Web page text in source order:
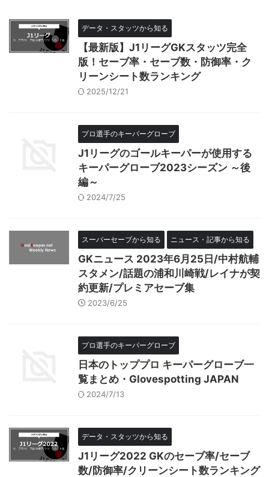
データ・スタッツから知る
【最新版】J1リーグGKスタッツ完全
版！セーブ率・セーブ数・防御率・ク
リーンシート数ランキング
2025/12/21
プロ選手のキーパーグローブ
J1リーグのゴールキーパーが使用する
キーパーグローブ2023シーズン ～後
編～
2024/7/25
スーパーセーブから知る ニュース・記事から知る
GKニュース 2023年6月25日/中村航輔
スタメン/話題の浦和川崎戦/レイナが契
約更新/プレミアセーブ集
2023/6/25
プロ選手のキーパーグローブ
日本のトッププロ キーパーグローブ一
覧まとめ・Glovespotting JAPAN
2024/7/13
データ・スタッツから知る
J1リーグ2022 GKのセーブ率/セーブ
数/防御率/クリーンシート数ランキング